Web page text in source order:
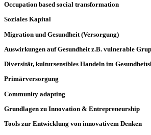
Occupation based social transformation
Soziales Kapital
Migration und Gesundheit (Versorgung)
Auswirkungen auf Gesundheit z.B. vulnerable
Diversität, kultursensibles Handeln im
Primärversorgung
Community adapting
Grundlagen zu Innovation & Entrepreneurship
Tools zur Entwicklung von innovativem Denken